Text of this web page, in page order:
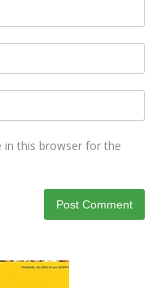
in this browser for the